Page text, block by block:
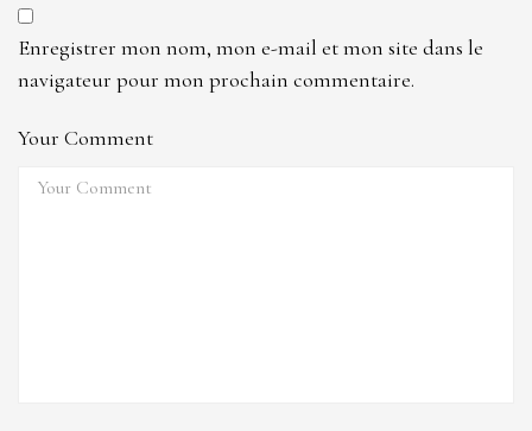
Enregistrer mon nom, mon e-mail et mon site dans le
navigateur pour mon prochain commentaire.
Your Comment